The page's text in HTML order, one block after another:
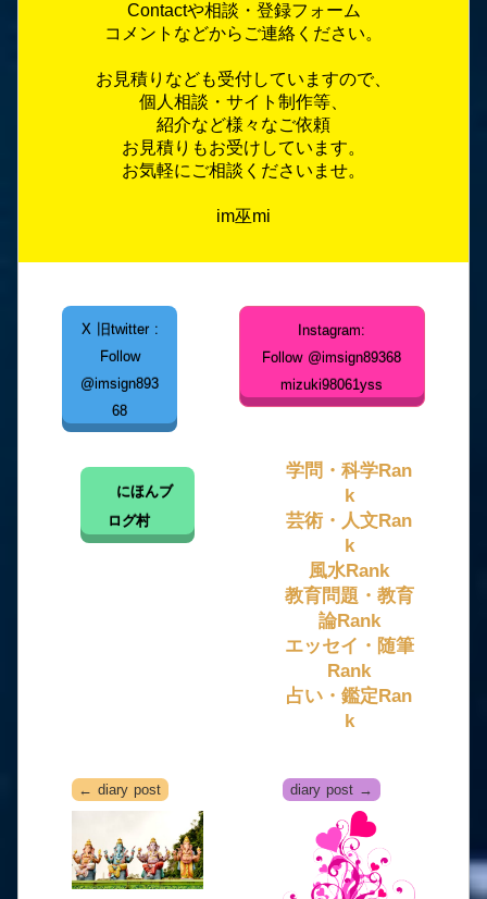
Contactや相談・登録フォーム
コメントなどからご連絡ください。
お見積りなども受付していますので、
個人相談・サイト制作等、
紹介など様々なご依頼
お見積りもお受けしています。
お気軽にご相談くださいませ。
im巫mi
X 旧twitter :
Follow
@imsign893
68
Instagram:
Follow @imsign89368
mizuki98061yss
にほんブ
ログ村
学問・科学Ran
k
芸術・人文Ran
k
風水Rank
教育問題・教育
論Rank
エッセイ・随筆
Rank
占い・鑑定Ran
k
← diary post diary post →